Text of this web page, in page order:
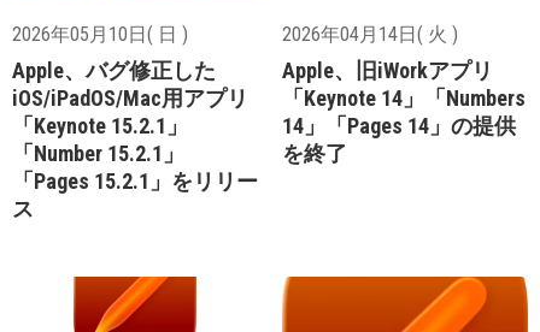
2026年05月10日( 日 )
Apple、バグ修正した
iOS/iPadOS/Mac用アプリ
「Keynote 15.2.1」
「Number 15.2.1」
「Pages 15.2.1」をリリー
ス
2026年04月14日( 火 )
Apple、旧iWorkアプリ
「Keynote 14」「Numbers
14」「Pages 14」の提供
を終了